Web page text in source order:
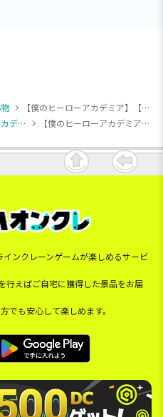
【僕のヒーローアカデミア】【E相澤消太】僕のヒーローアカデミア ちびぐるみvol.11
僕のヒーローアカデミア 【僕のヒーローアカデミア】【E相澤消太】僕のヒーローアカデミア ちびぐるみvol.11
ンクレーンゲームが楽しめるサービ
行えばご自宅に獲得した景品をお届
でも安心して楽しめます。